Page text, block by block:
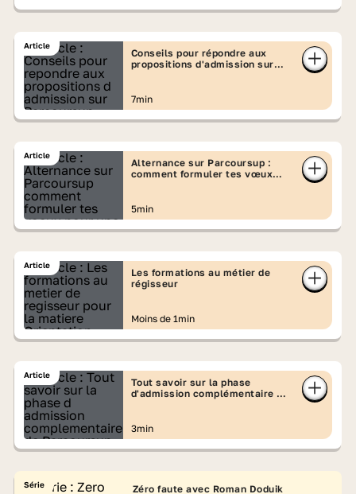
Article
Conseils pour répondre aux
propositions d'admission sur
7min
Article
Alternance sur Parcoursup :
comment formuler tes vœux
5min
Article
Les formations au métier de
régisseur
Moins de 1min
Article
Tout savoir sur la phase
d'admission complémentaire de
3min
Série Zéro faute avec Roman Doduik